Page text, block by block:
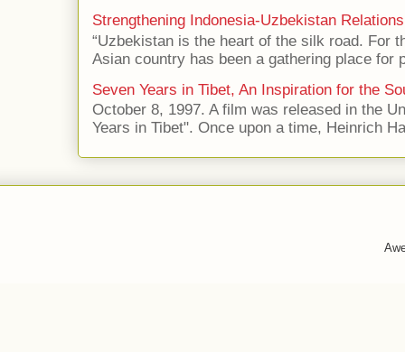
Strengthening Indonesia-Uzbekistan Relations
“Uzbekistan is the heart of the silk road. For
Asian country has been a gathering place for
Seven Years in Tibet, An Inspiration for the
October 8, 1997. A film was released in the
Years in Tibet". Once upon a time, Heinrich